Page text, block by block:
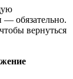
— обязательно.
вернуться